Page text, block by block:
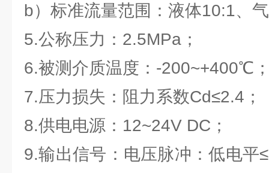
b）标准流量范围：液体10:1、
5.公称压力：2.5MPa；
6.被测介质温度：-200~+400℃
7.压力损失：阻力系数Cd≤2.4；
8.供电电源：12~24V DC；
9.输出信号：电压脉冲：低电平